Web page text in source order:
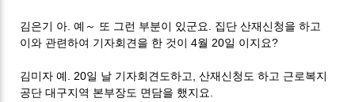
김은기 아. 예～ 또 그런 부분이 있군요. 집단 산재신청을 하고
이와 관련하여 기자회견을 한 것이 4월 20일 이지요?
김미자 예. 20일 날 기자회견도하고, 산재신청도 하고 근로복지
공단 대구지역 본부장도 면담을 했지요.